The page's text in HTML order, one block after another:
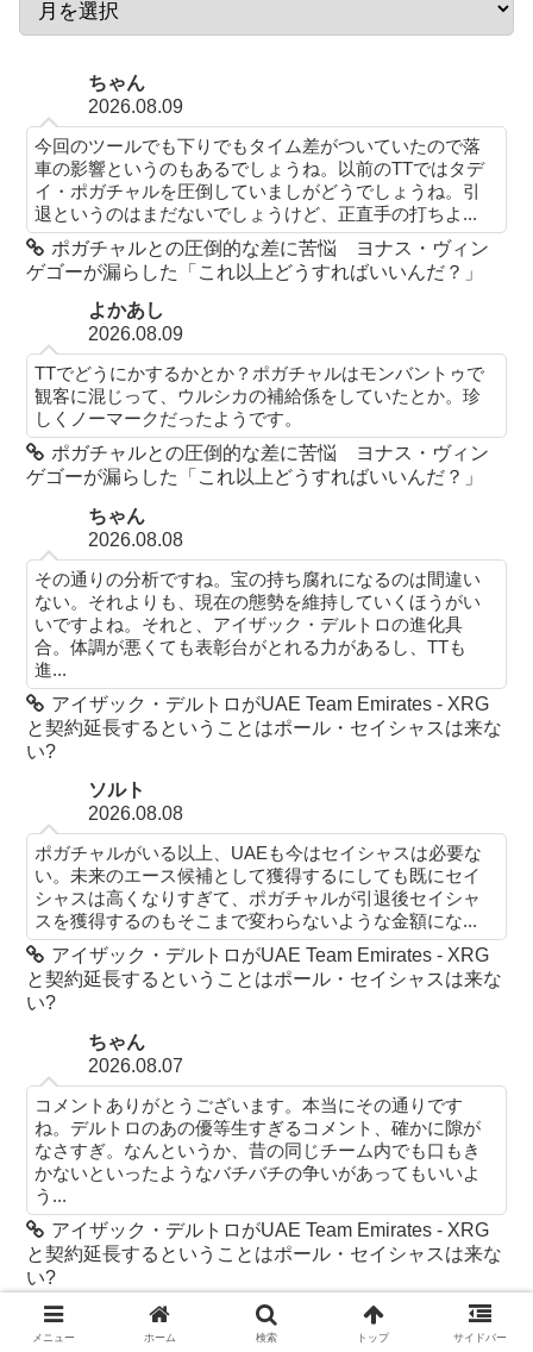
ちゃん
2026.08.09
今回のツールでも下りでもタイム差がついていたので落
車の影響というのもあるでしょうね。以前のTTではタデ
イ・ポガチャルを圧倒していましがどうでしょうね。引
退というのはまだないでしょうけど、正直手の打ちよ...
ポガチャルとの圧倒的な差に苦悩 ヨナス・ヴィン
ゲゴーが漏らした「これ以上どうすればいいんだ？」
よかあし
2026.08.09
TTでどうにかするかとか？ポガチャルはモンバントゥで
観客に混じって、ウルシカの補給係をしていたとか。珍
しくノーマークだったようです。
ポガチャルとの圧倒的な差に苦悩 ヨナス・ヴィン
ゲゴーが漏らした「これ以上どうすればいいんだ？」
ちゃん
2026.08.08
その通りの分析ですね。宝の持ち腐れになるのは間違い
ない。それよりも、現在の態勢を維持していくほうがい
いですよね。それと、アイザック・デルトロの進化具
合。体調が悪くても表彰台がとれる力があるし、TTも
進...
アイザック・デルトロがUAE Team Emirates - XRG
と契約延長するということはポール・セイシャスは来な
い?
ソルト
2026.08.08
ポガチャルがいる以上、UAEも今はセイシャスは必要な
い。未来のエース候補として獲得するにしても既にセイ
シャスは高くなりすぎて、ポガチャルが引退後セイシャ
スを獲得するのもそこまで変わらないような金額にな...
アイザック・デルトロがUAE Team Emirates - XRG
と契約延長するということはポール・セイシャスは来な
い?
ちゃん
2026.08.07
コメントありがとうございます。本当にその通りです
ね。デルトロのあの優等生すぎるコメント、確かに隙が
なさすぎ。なんというか、昔の同じチーム内でも口もき
かないといったようなバチバチの争いがあってもいいよ
う...
アイザック・デルトロがUAE Team Emirates - XRG
と契約延長するということはポール・セイシャスは来な
い?
メニュー ホーム 検索 トップ サイドバー